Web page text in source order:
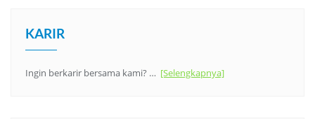
KARIR
Ingin berkarir bersama kami? … [Selengkapnya]